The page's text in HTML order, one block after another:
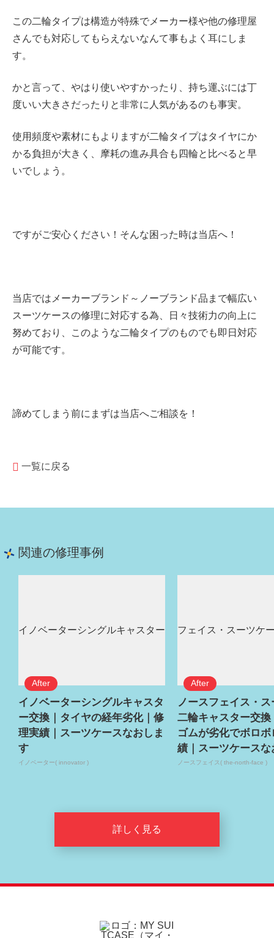
この二輪タイプは構造が特殊でメーカー様や他の修理屋
さんでも対応してもらえないなんて事もよく耳にしま
す。
かと言って、やはり使いやすかったり、持ち運ぶには丁
度いい大きさだったりと非常に人気があるのも事実。
使用頻度や素材にもよりますが二輪タイプはタイヤにか
かる負担が大きく、摩耗の進み具合も四輪と比べると早
いでしょう。
ですがご安心ください！そんな困った時は当店へ！
当店ではメーカーブランド～ノーブランド品まで幅広い
スーツケースの修理に対応する為、日々技術力の向上に
努めており、このような二輪タイプのものでも即日対応
が可能です。
諦めてしまう前にまずは当店へご相談を！
一覧に戻る
関連の修理事例
イノベーターシングルキャスタ
ー交換｜タイヤの経年劣化｜修
理実績｜スーツケースなおしま
す
イノベーター( innovator )
ノースフェイス・
二輪キャスター交換
ゴムが劣化でボロ
績｜スーツケースな
ノースフェイス( the-north-face )
詳しく見る